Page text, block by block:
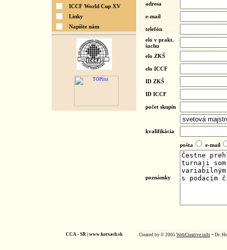
ICCF World Cup XV
Linky
Napíšte nám
adresa
e-mail
telefón
elo v prakt.
šachu
elo ZKŠ
elo ICCF
ID ZKŠ
ID ICCF
počet skupín
kvalifikácia
pošta e-mail
poznámky
CCA - SR | www.korsach.sk Created by © 2005 WebCreative.info + Dr.